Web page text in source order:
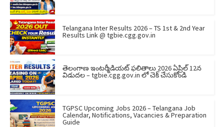
Telangana Inter Results 2026 – TS 1st & 2nd Year
Results Link @ tgbie.cgg.gov.in
తెలంగాణ ఇంటర్మీడియట్ ఫలితాలు 2026 ఏప్రిల్ 12న
విడుదల – tgbie.cgg.gov.in లో చెక్ చేసుకోండి
TGPSC Upcoming Jobs 2026 – Telangana Job
Calendar, Notifications, Vacancies & Preparation
Guide